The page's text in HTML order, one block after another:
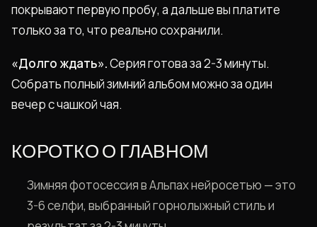
покрывают первую пробу, а дальше вы платите
только за то, что реально сохранили.
«Долго ждать».Серия готова за 2-3 минуты.
Собрать полный зимний альбом можно за один
вечер с чашкой чая.
КОРОТКО О ГЛАВНОМ
Зимняя фотосессия в Альпах нейросетью — это
3-6 селфи, выбранный горнолыжный стиль и